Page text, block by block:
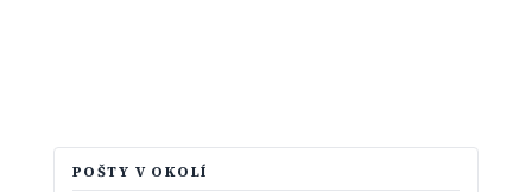
POŠTY V OKOLÍ